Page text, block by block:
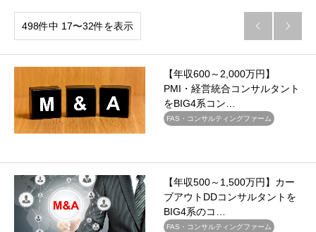
498件中 17〜32件を表示  
【年収600～2,000万円】
PMI・経営統合コンサルタント
をBIG4系コン…
FAS・コンサルティングファーム
【年収500～1,500万円】カー
ブアウトDDコンサルタントを
BIG4系のコ…
FAS・コンサルティングファーム